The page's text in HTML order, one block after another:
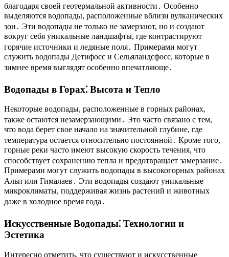
благодаря своей геотермальной активности․ Особенно
выделяются водопады, расположенные вблизи вулканических
зон․ Эти водопады не только не замерзают, но и создают
вокруг себя уникальные ландшафты, где контрастируют
горячие источники и ледяные поля․ Примерами могут
служить водопады Детифосс и Сельяландсфосс, которые в
зимнее время выглядят особенно впечатляюще․
Водопады в Горах⁚ Высота и Тепло
Некоторые водопады, расположенные в горных районах,
также остаются незамерзающими․ Это часто связано с тем,
что вода берет свое начало на значительной глубине, где
температура остается относительно постоянной․ Кроме того,
горные реки часто имеют высокую скорость течения, что
способствует сохранению тепла и предотвращает замерзание․
Примерами могут служить водопады в высокогорных районах
Альп или Гималаев․ Эти водопады создают уникальные
микроклиматы, поддерживая жизнь растений и животных
даже в холодное время года․
Искусственные Водопады⁚ Технологии и
Эстетика
Интересно отметить, что существуют и искусственные